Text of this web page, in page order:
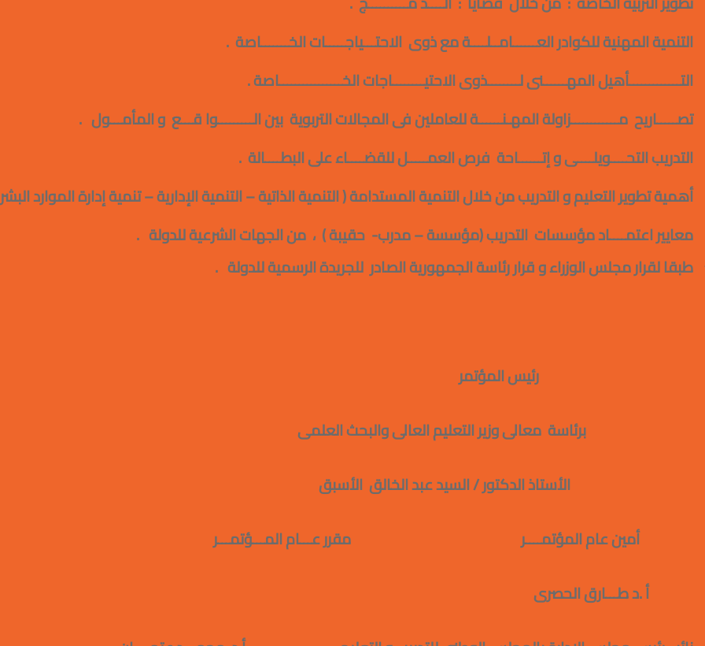
التنمية المهنية للكوادر العــــــامــلــــة مع ذوى الاحتـــياجـــــات الخـــــــاصة .
التـــــــــــــأهيل المهــــــنى لــــــــذوى الاحتيــــــــاجات الخــــــــــــــــاصة.
تصـــــاريح مــــــــــــزاولة المهـنــــــة للعاملين فى المجالات التربوية بين الـــــــــوا قـــع و المأمـــول .
التدريب التحــــويلــــى و إتــــــاحة فرص العمـــــل للقضــــاء على البطــــالة .
أهمية تطوير التعليم و التدريب من خلال التنمية المستدامة ( التنمية الذاتية – التنمية الإدارية – تنمية إدارة الموارد
معايير اعتمــــاد مؤسسات التدريب (مؤسسة – مدرب- حقيبة ) ، من الجهات الشرعية للدولة .
طبقا لقرار مجلس الوزراء و قرار رئاسة الجمهورية الصادر للجريدة الرسمية للدولة .
رئيس المؤتمر
برئاسة معالى وزير التعليم العالى والبحث العلمى
الأستاذ الدكتور / السيد عبد الخالق الأسبق
أمين عام المؤتمــــر
مقرر عـــام المـــؤتمـــر
أ .د طـــارق الحصرى